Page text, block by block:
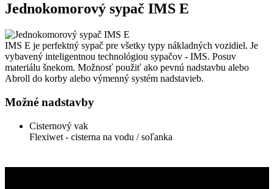
Jednokomorový sypač IMS E
IMS E je perfektný sypač pre všetky typy nákladných vozidiel. Je
vybavený inteligentnou technológiou sypačov - IMS. Posuv
materiálu šnekom. Možnosť použiť ako pevnú nadstavbu alebo
Abroll do korby alebo výmenný systém nadstavieb.
Možné nadstavby
Cisternový vak
Flexiwet - cisterna na vodu / soľanka